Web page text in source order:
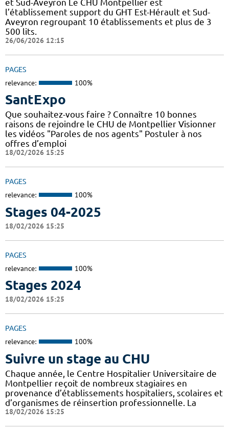
et Sud-Aveyron Le CHU Montpellier est
l’établissement support du GHT Est-Hérault et Sud-
Aveyron regroupant 10 établissements et plus de 3
500 lits.
26/06/2026 12:15
PAGES
relevance: 100%
SantExpo
Que souhaitez-vous faire ? Connaître 10 bonnes
raisons de rejoindre le CHU de Montpellier Visionner
les vidéos "Paroles de nos agents" Postuler à nos
offres d’emploi
18/02/2026 15:25
PAGES
relevance: 100%
Stages 04-2025
18/02/2026 15:25
PAGES
relevance: 100%
Stages 2024
18/02/2026 15:25
PAGES
relevance: 100%
Suivre un stage au CHU
Chaque année, le Centre Hospitalier Universitaire de
Montpellier reçoit de nombreux stagiaires en
provenance d’établissements hospitaliers, scolaires et
d’organismes de réinsertion professionnelle. La
18/02/2026 15:25